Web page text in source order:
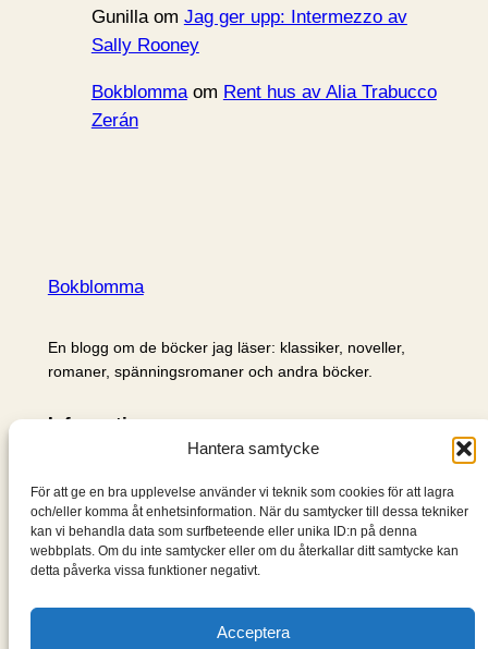
Hantera samtycke
För att ge en bra upplevelse använder vi teknik som cookies för att lagra
och/eller komma åt enhetsinformation. När du samtycker till dessa tekniker
kan vi behandla data som surfbeteende eller unika ID:n på denna
webbplats. Om du inte samtycker eller om du återkallar ditt samtycke kan
detta påverka vissa funktioner negativt.
Acceptera
Gunillaom Jag ger upp: Intermezzo av
Sally Rooney
Bokblommaom Rent hus av Alia Trabucco
Zerán
Bokblomma
En blogg om de böcker jag läser: klassiker, noveller,
romaner, spänningsromaner och andra böcker.
Information
Om mig & om bloggen
S
ö
k